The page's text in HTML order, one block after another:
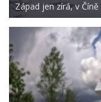
Západ jen zírá, v Číně